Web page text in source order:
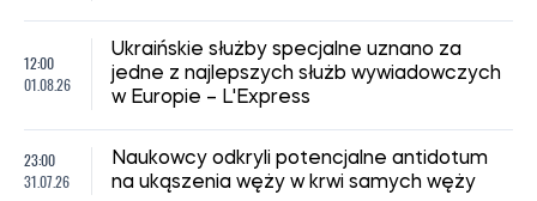
12:00
01.08.26
Ukraińskie służby specjalne uznano za
jedne z najlepszych służb wywiadowczych
w Europie – L'Express
23:00
31.07.26
Naukowcy odkryli potencjalne antidotum
na ukąszenia węży w krwi samych węży